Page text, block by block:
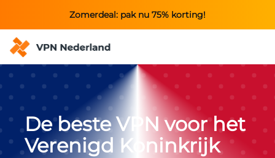
Zomerdeal: pak nu 75% korting!
De beste VPN voor het
Verenigd Koninkrijk